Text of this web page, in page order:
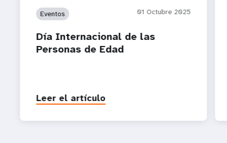
Eventos 01 Octubre 2025
Día Internacional de las
Personas de Edad
Leer el artículo